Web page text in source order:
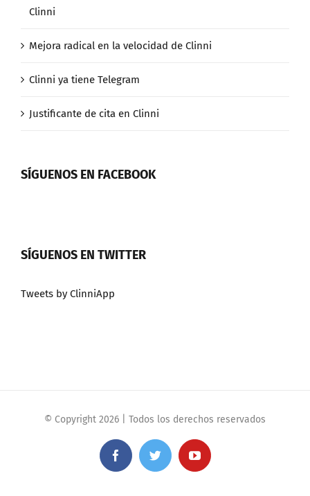
Clinni
Mejora radical en la velocidad de Clinni
Clinni ya tiene Telegram
Justificante de cita en Clinni
SÍGUENOS EN FACEBOOK
SÍGUENOS EN TWITTER
Tweets by ClinniApp
© Copyright 2026 | Todos los derechos reservados
FacebookTwitter YouTube